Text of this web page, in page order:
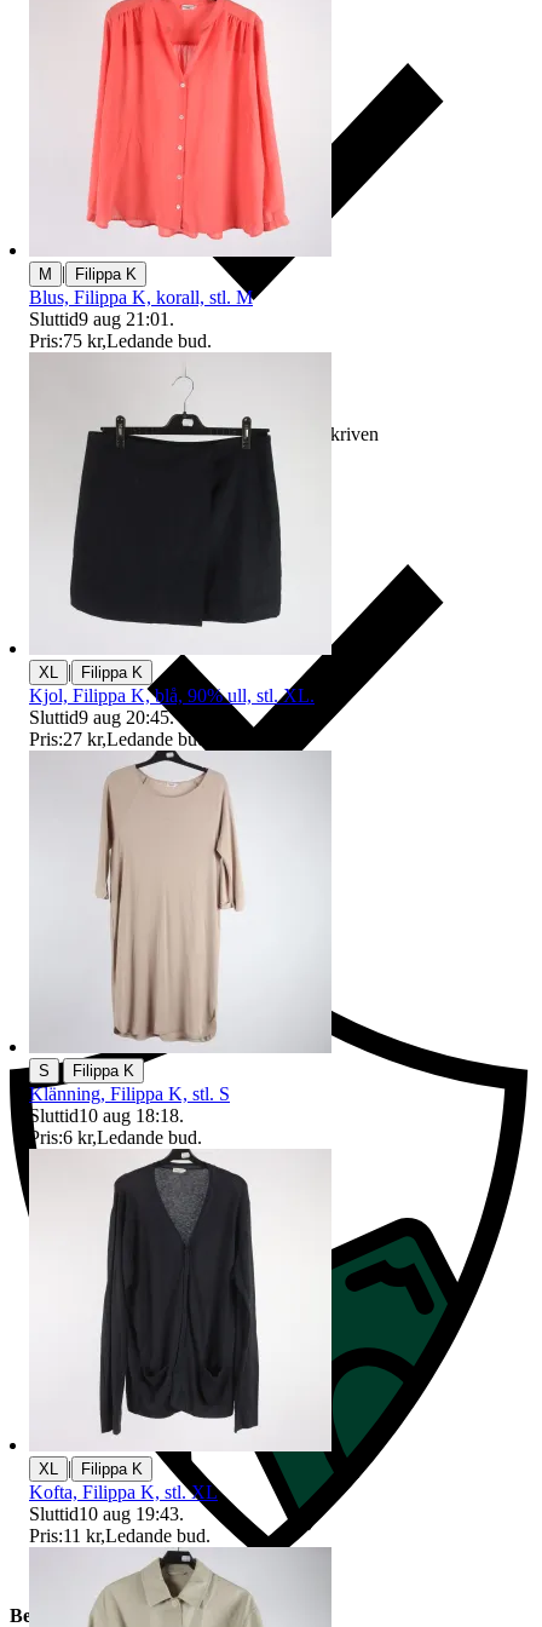
Ersättning om varan inte är som beskriven
Ersättning om du inte får din vara
Beskrivning
M | Filippa K
Blus, Filippa K, korall, stl. M
Sluttid9 aug 21:01 .
Pris:75 kr,Ledande bud.
XL | Filippa K
Kjol, Filippa K, blå, 90% ull, stl. XL.
Sluttid9 aug 20:45.
Pris:27 kr,Ledande bud
S | Filippa K
Klänning, Filippa K, stl. S
Sluttid10 aug 18:18.
Pris:6 kr,Ledande bud.
XL | Filippa K
Kofta, Filippa K, stl. XL
Sluttid10 aug 19:43.
Pris:11 kr,Ledande bud.